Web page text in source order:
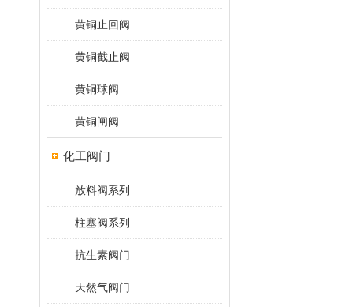
黄铜止回阀
黄铜截止阀
黄铜球阀
黄铜闸阀
化工阀门
放料阀系列
柱塞阀系列
抗生素阀门
天然气阀门